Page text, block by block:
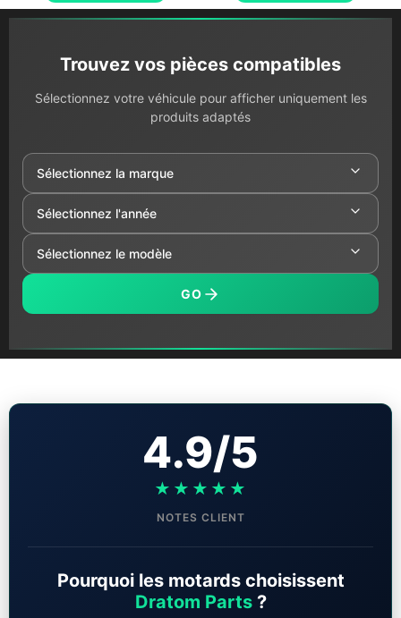
Trouvez vos pièces compatibles
Sélectionnez votre véhicule pour afficher uniquement les
produits adaptés
GO
4.9/5
★★★★★
NOTES CLIENT
Pourquoi les motards choisissent
Dratom Parts?